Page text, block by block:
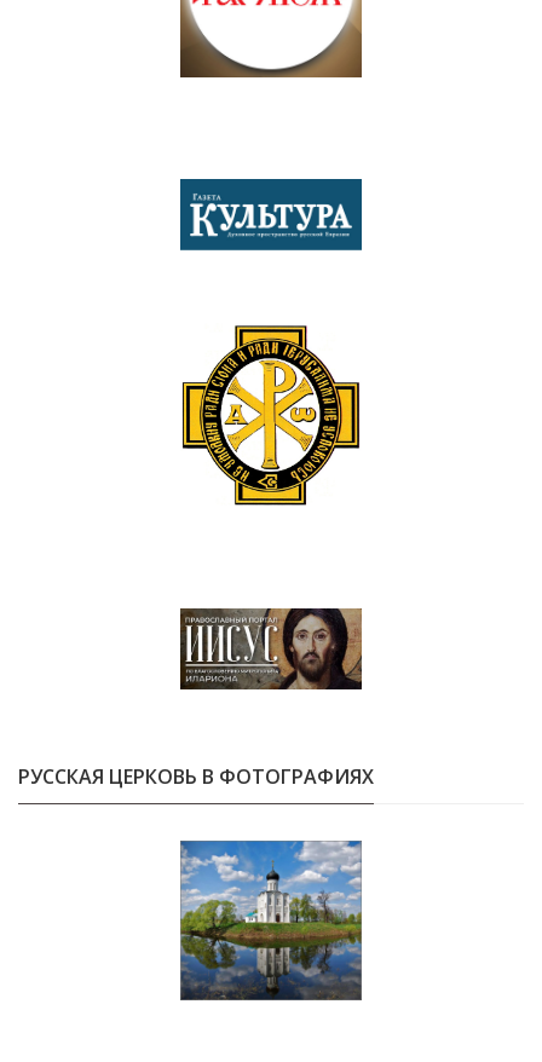
РУССКАЯ ЦЕРКОВЬ В ФОТОГРАФИЯХ